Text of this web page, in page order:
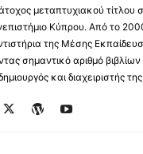
μεταπτυχιακού
Κύπρου. Από το
της Μέσης
σημαντικό αριθμό
και διαχειριστής